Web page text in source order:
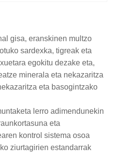
gisa, eranskinen multzo
sardexka, tigreak eta
egokitu dezake eta,
minerala eta nekazaritza
eta basogintzako
lerro adimendunekin
eta
kontrol sistema osoa
ziurtagirien estandarrak